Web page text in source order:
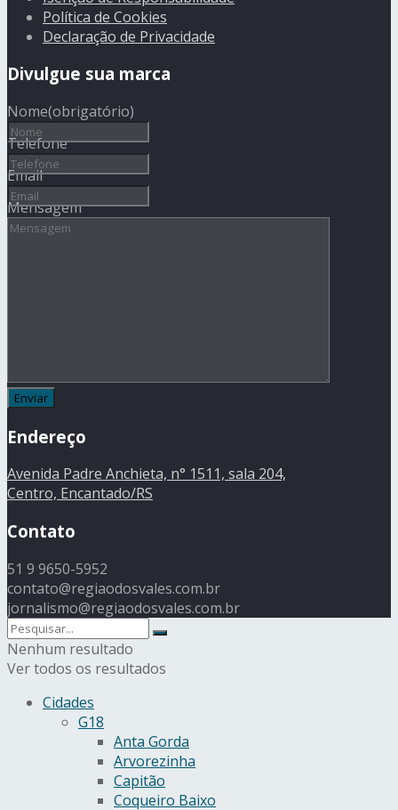
Política de Cookies
Declaração de Privacidade
Divulgue sua marca
Nome(obrigatório)
Telefone
Email
Mensagem
Endereço
Avenida Padre Anchieta, n° 1511, sala 204,
Centro, Encantado/RS
Contato
51 9 9650-5952
contato@regiaodosvales.com.br
jornalismo@regiaodosvales.com.br
Nenhum resultado
Ver todos os resultados
Cidades
G18
Anta Gorda
Arvorezinha
Capitão
Coqueiro Baixo